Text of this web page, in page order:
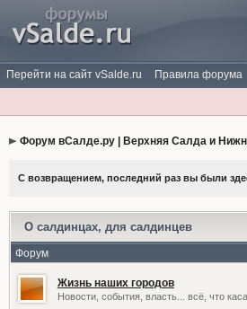
Перейти на сайт vSalde.ru Правила форума
Форум вСалде.ру | Верхняя Салда и
С возвращением, последний раз вы были
О салдинцах, для салдинцев
Форум
Жизнь наших городов
Новости, события, власть... всё, что